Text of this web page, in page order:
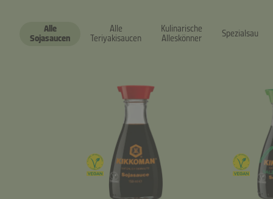
Alle
Sojasaucen
Alle
Teriyakisaucen
Kulinarische
Alleskönner
Spezialsaucen